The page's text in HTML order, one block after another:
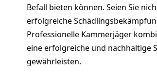
Befall bieten können. Seien Sie
erfolgreiche
Professionelle Kammerjäger
eine erfolgreiche und nachhaltige
gewährleisten.